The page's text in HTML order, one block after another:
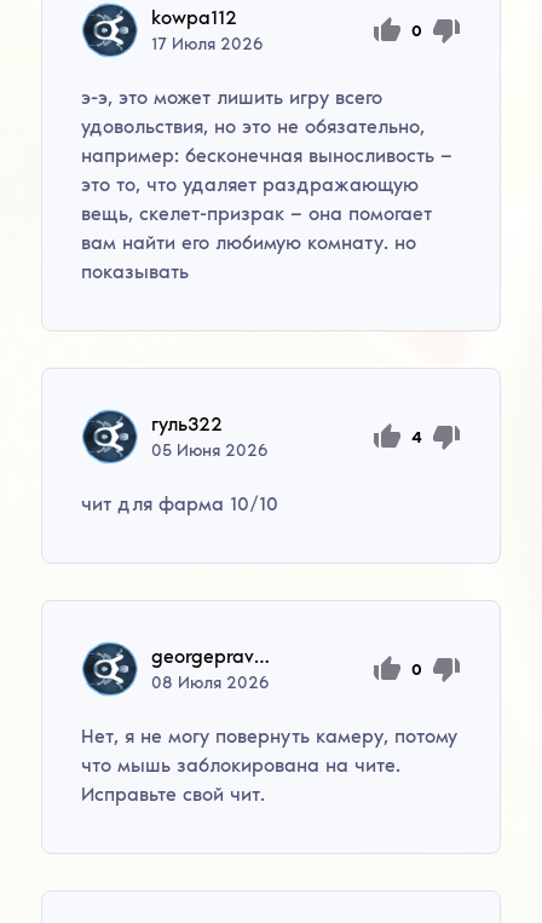
kowpa112
17 Июля 2026
0
э-э, это может лишить игру всего
удовольствия, но это не обязательно,
например: бесконечная выносливость —
это то, что удаляет раздражающую
вещь, скелет-призрак — она помогает
вам найти его любимую комнату. но
показывать
гуль322
05 Июня 2026
4
чит для фарма 10/10
georgepravitas
08 Июля 2026
0
Нет, я не могу повернуть камеру, потому
что мышь заблокирована на чите.
Исправьте свой чит.